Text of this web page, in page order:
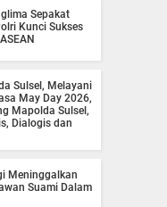
Sepakat
Kunci Sukses
Sulsel, Melayani
May Day 2026,
Mapolda Sulsel,
Dialogis dan
Meninggalkan
Suami Dalam